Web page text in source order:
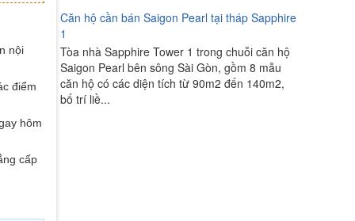
nội
điểm
hôm
cấp
Căn hộ cần bán Saigon Pearl tại tháp Sapphire
1
Tòa nhà Sapphire Tower 1 trong chuỗi căn hộ
Saigon Pearl bên sông Sài Gòn, gồm 8 mẫu
căn hộ có các diện tích từ 90m2 đến 140m2,
bố trí liề...